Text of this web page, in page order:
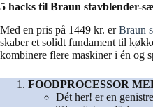
5 hacks til Braun stavblender-
Med en pris på 1449 kr. erBraun
skaber et solidt fundament til
kombinere flere maskiner i én og
FOODPROCESSOR
Dét her! er en